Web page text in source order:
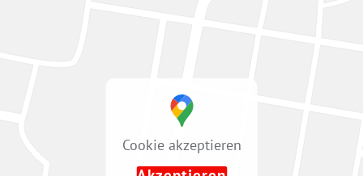
Cookie akzeptieren